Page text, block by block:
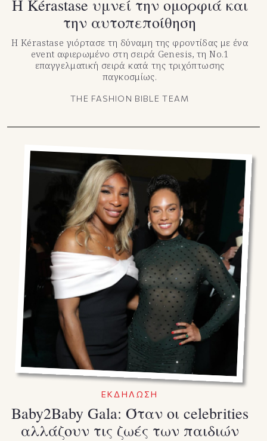
Η Kérastase υμνεί την ομορφιά και
την αυτοπεποίθηση
Η Kérastase γιόρτασε τη δύναμη της φροντίδας με ένα
event αφιερωμένο στη σειρά Genesis, τη Νο.1
επαγγελματική σειρά κατά της τριχόπτωσης
παγκοσμίως.
THE FASHION BIBLE TEAM
ΕΚΔΗΛΩΣΗ
Baby2Baby Gala: Όταν οι celebrities
αλλάζουν τις ζωές των παιδιών